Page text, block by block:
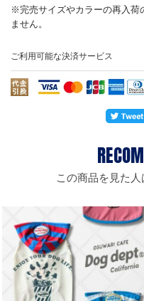
ご利用可能な決済サービス
この商品を見た